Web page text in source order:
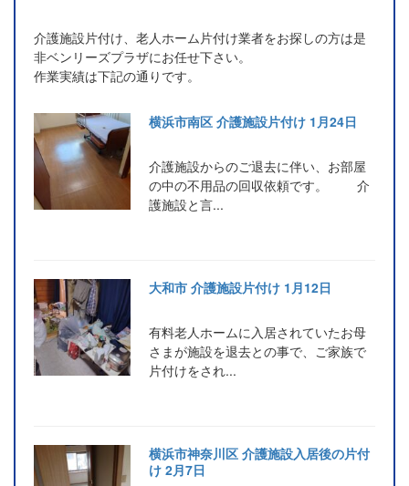
介護施設片付け、老人ホーム片付け業者をお探しの方は是
非ベンリーズプラザにお任せ下さい。
作業実績は下記の通りです。
横浜市南区 介護施設片付け 1月24日
介護施設からのご退去に伴い、お部屋
の中の不用品の回収依頼です。 介
護施設と言...
大和市 介護施設片付け 1月12日
有料老人ホームに入居されていたお母
さまが施設を退去との事で、ご家族で
片付けをされ...
横浜市神奈川区 介護施設入居後の片付
け 2月7日